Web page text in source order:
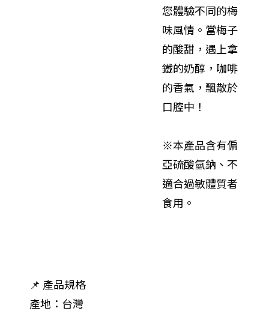
您體驗不同的梅
味風情。當梅子
的酸甜，遇上拿
鐵的奶醇，咖啡
的香氣，飄散於
口腔中！
※本產品含有偏
亞硫酸氫鈉、不
適合過敏體質者
食用。
📌 產品規格
產地：台灣